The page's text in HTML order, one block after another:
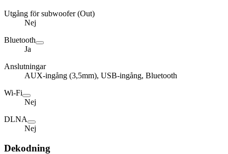
Utgång för subwoofer (Out)
Nej
Bluetooth
Ja
Anslutningar
AUX-ingång (3,5mm), USB-ingång, Bluetooth
Wi-Fi
Nej
DLNA
Nej
Dekodning